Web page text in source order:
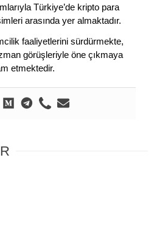
Türkiye’de kripto para
arasında yer almaktadır.
faaliyetlerini sürdürmekte,
görüşleriyle öne çıkmaya
etmektedir.